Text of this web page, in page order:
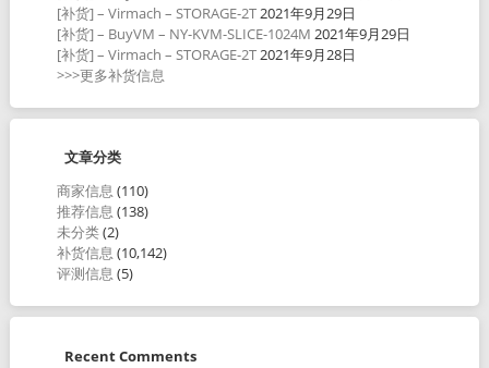
[补货] – Virmach – STORAGE-2T2021年9月29日
[补货] – BuyVM – NY-KVM-SLICE-1024M 2021年9月29日
[补货] – Virmach – STORAGE-2T2021年9月28日
>>>更多补货信息
文章分类
商家信息 (110)
推荐信息 (138)
未分类(2)
补货信息 (10,142)
评测信息 (5)
Recent Comments